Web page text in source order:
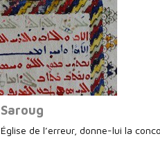
de l’erreur, donne-lui la